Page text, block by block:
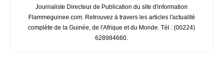
Journaliste Directeur de Publication du site d'information
Flammeguinee.com. Retrouvez à travers les articles l'actualité
complète de la Guinée, de l'Afrique et du Monde. Tél : (00224)
628984660.